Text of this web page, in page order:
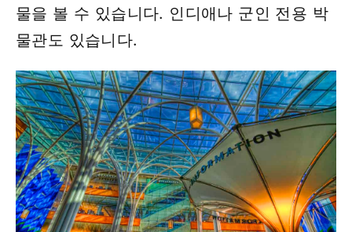
물을 볼 수 있습니다. 인디애나 군인 전용 박
물관도 있습니다.